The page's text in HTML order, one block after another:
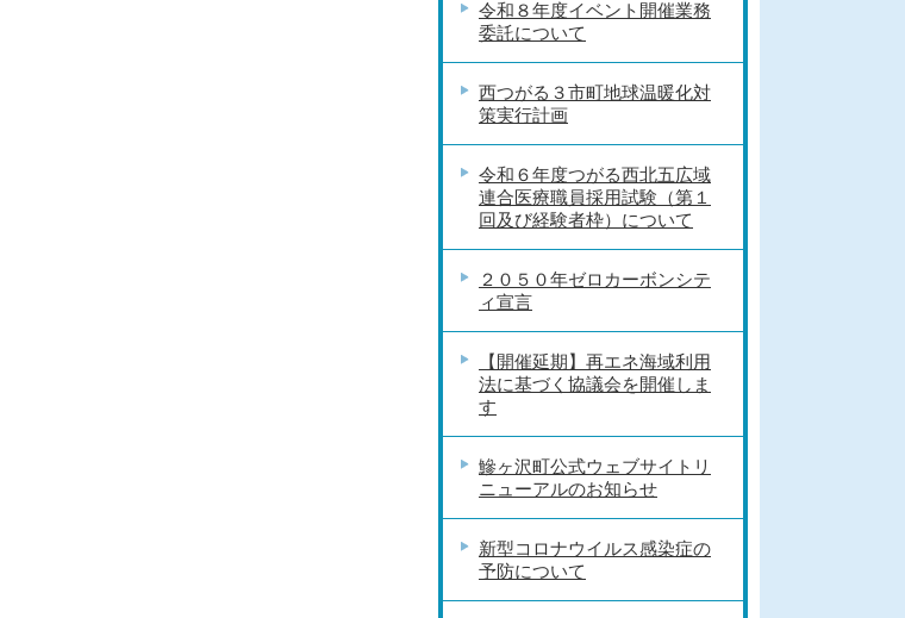
令和８年度イベント開催業務
委託について
西つがる３市町地球温暖化対
策実行計画
令和６年度つがる西北五広域
連合医療職員採用試験（第１
回及び経験者枠）について
２０５０年ゼロカーボンシテ
ィ宣言
【開催延期】再エネ海域利用
法に基づく協議会を開催しま
す
鰺ヶ沢町公式ウェブサイトリ
ニューアルのお知らせ
新型コロナウイルス感染症の
予防について